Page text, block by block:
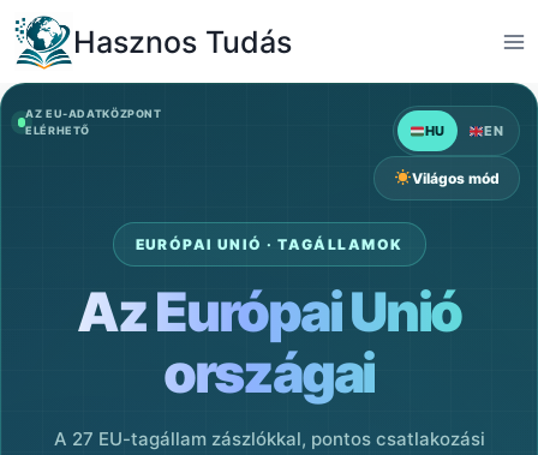
Skip
content
Hasznos Tudás
AZ EU-ADATKÖZPONT
ELÉRHETŐ
HU EN
Világos mód
EURÓPAI UNIÓ · TAGÁLLAMOK
Az Európai Unió
országai
A 27 EU-tagállam zászlókkal, pontos csatlakozási